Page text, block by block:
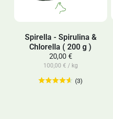
Spirella - Spirulina &
Chlorella ( 200 g )
20,00 €
100,00 € / kg
(3)